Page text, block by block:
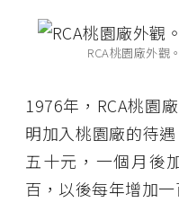
RCA桃園廠外觀
1976年，RCA桃園
明加入桃園廠的待
五十元，一個月後
百，以後每年增加一